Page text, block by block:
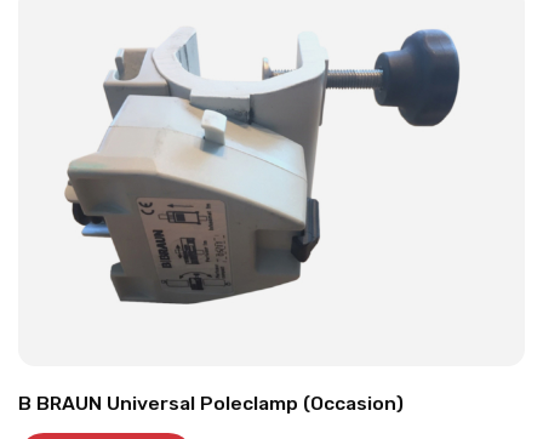
B BRAUN Universal Poleclamp (Occasion)